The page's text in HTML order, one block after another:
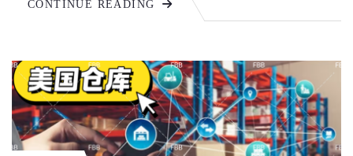
CONTINUE READING